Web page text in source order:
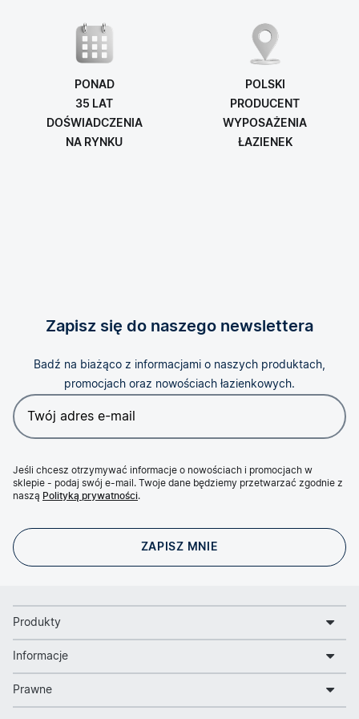
PONAD
35 LAT
DOŚWIADCZENIA
NA RYNKU
POLSKI
PRODUCENT
WYPOSAŻENIA
ŁAZIENEK
Zapisz się do naszego newslettera
Badź na biażąco z informacjami o naszych produktach,
promocjach oraz nowościach łazienkowych.
Jeśli chcesz otrzymywać informacje o nowościach i promocjach w
sklepie - podaj swój e-mail. Twoje dane będziemy przetwarzać zgodnie z
naszą Polityką prywatności.
Produkty
Informacje
Prawne